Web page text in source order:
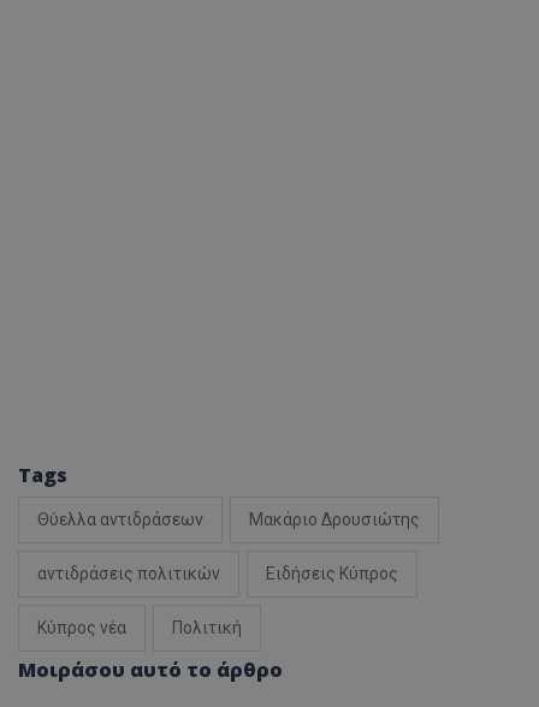
Tags
Θύελλα αντιδράσεων Μακάριο Δρουσιώτης
αντιδράσεις πολιτικών Ειδήσεις Κύπρος
Κύπρος νέα Πολιτική
Μοιράσου αυτό το άρθρο